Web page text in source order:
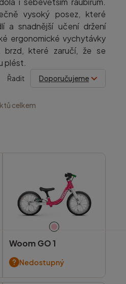
vysoký posez, které
a snadnější učení držení
ergonomické vychytávky
brzd, které zaručí, že se
plést.
Řadit
celkem
Woom GO 1
Nedostupný